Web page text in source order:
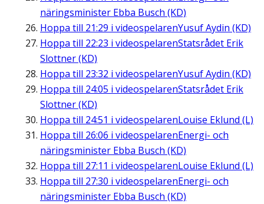
näringsminister Ebba Busch (KD)
Hoppa till 21:29 i videospelarenYusuf Aydin (KD)
Hoppa till 22:23 i videospelarenStatsrådet Erik
Slottner (KD)
Hoppa till 23:32 i videospelarenYusuf Aydin (KD)
Hoppa till 24:05 i videospelarenStatsrådet Erik
Slottner (KD)
Hoppa till 24:51 i videospelarenLouise Eklund (L)
Hoppa till 26:06 i videospelarenEnergi- och
näringsminister Ebba Busch (KD)
Hoppa till 27:11 i videospelarenLouise Eklund (L)
Hoppa till 27:30 i videospelarenEnergi- och
näringsminister Ebba Busch (KD)